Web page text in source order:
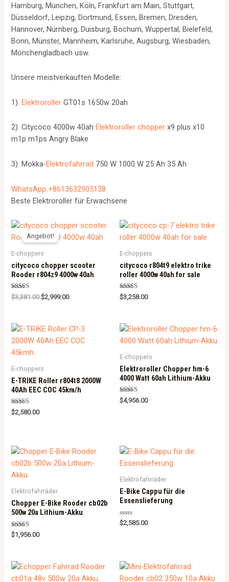
Hamburg, München, Köln, Frankfurt am Main, Stuttgart,
Düsseldorf, Leipzig, Dortmund, Essen, Bremen, Dresden,
Hannover, Nürnberg, Duisburg, Bochum, Wuppertal, Bielefeld,
Bonn, Münster, Mannheim, Karlsruhe, Augsburg, Wiesbaden,
Mönchengladbach usw.
Unsere meistverkauften Modelle:
1).Elektroroller GT01s 1650w 20ah
2). Citycoco 4000w 40ah Elektroroller chopper x9 plus x10
m1p m1ps Angry Blake
3). Mokka-Elektrofahrrad 750 W 1000 W 25 Ah 35 Ah
WhatsApp +8613632905138
Beste Elektroroller für Erwachsene
Angebot!
E-choppers
citycoco chopper scooter
Rooder r804z9 4000w 40ah
Rated
5.00
$3,381.00 $2,999.00
E-choppers
citycoco r804t9 elektro trike
roller 4000w 40ah for sale
Rated
5.00
$3,258.00
E-choppers
E-TRIKE Roller r804t8 2000W
40Ah EEC COC 45km/h
Rated
5.00
$2,580.00
E-choppers
Elektroroller Chopper hm-6
4000 Watt 60ah Lithium-Akku
Rated
5.00
$4,956.00
Elektrofahrräder
Chopper E-Bike Rooder cb02b
500w 20a Lithium-Akku
Rated
5.00
$1,956.00
Elektrofahrräder
E-Bike Cappu für die
Essenslieferung
Rated
0
$2,585.00